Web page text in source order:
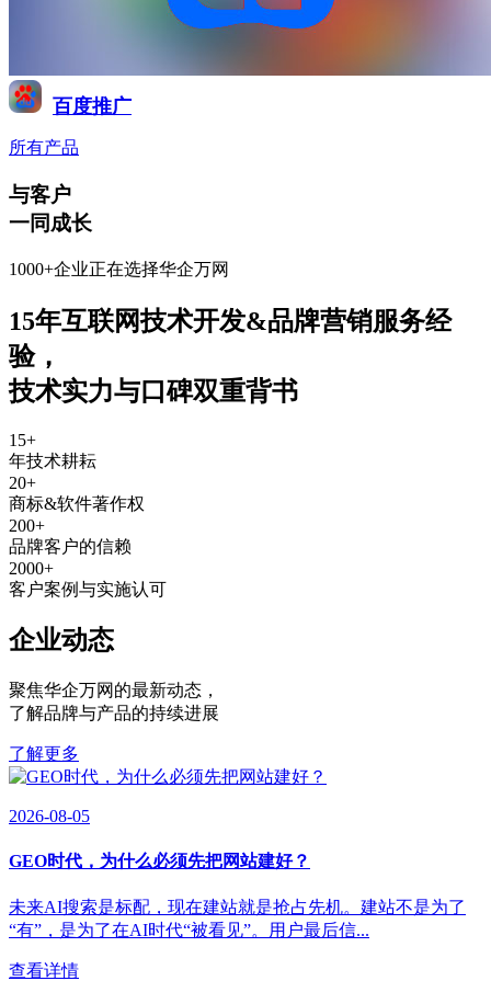
百度推广
所有产品
与客户
一同成长
1000+企业正在选择华企万网
15年互联网技术开发&品牌营销服务经
验，
技术实力与口碑双重背书
15+
年技术耕耘
20+
商标&软件著作权
200+
品牌客户的信赖
2000+
客户案例与实施认可
企业动态
聚焦华企万网的最新动态 ，
了解品牌与产品的持续进展
了解更多
2026-08-05
GEO时代，为什么必须先把网站建好？
未来AI搜索是标配，现在建站就是抢占先机。建站不是为了
“有”，是为了在AI时代“被看见”。用户最后信...
查看详情